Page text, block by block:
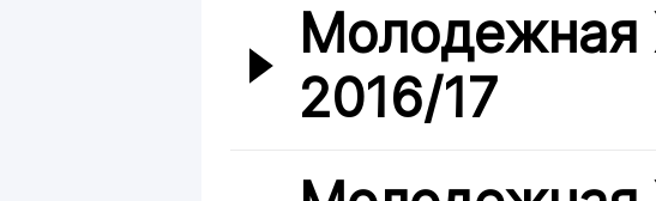
Молодежная
2016/17